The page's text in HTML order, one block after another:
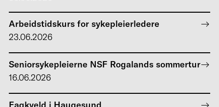
Arbeidstidskurs for sykepleierledere
23.06.2026
Seniorsykepleierne NSF Rogalands sommertur
16.06.2026